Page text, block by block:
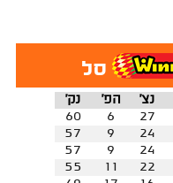
סל
נק' הפ' נצ'
60
6 27
57
9 24
57
9 24
55
11 22